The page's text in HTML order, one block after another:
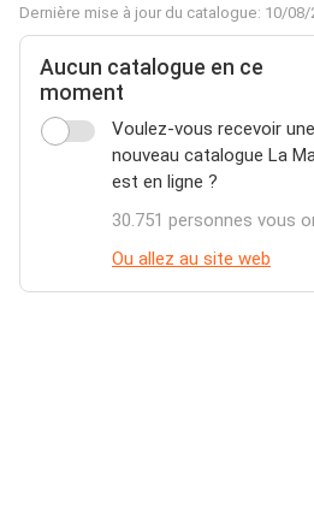
Dernière mise à jour du catalogue: 10/08/
Aucun catalogue en ce
moment
Voulez-vous recevoir
nouveau catalogue La
est en ligne ?
30.751 personnes vous
Ou allez au site web